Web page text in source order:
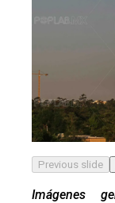
Previous slide
Imágenes